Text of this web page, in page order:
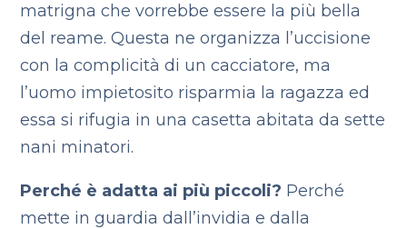
matrigna che vorrebbe essere la più bella
del reame. Questa ne organizza l’uccisione
con la complicità di un cacciatore, ma
l’uomo impietosito risparmia la ragazza ed
essa si rifugia in una casetta abitata da sette
nani minatori.
Perché è adatta ai più piccoli? Perché
mette in guardia dall’invidia e dalla